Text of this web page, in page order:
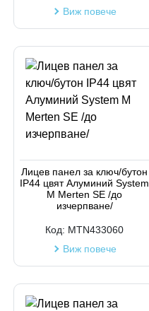
Виж повече
Лицев панел за ключ/бутон
IP44 цвят Алуминий System
M Merten SE /до
изчерпване/
Код: MTN433060
Виж повече